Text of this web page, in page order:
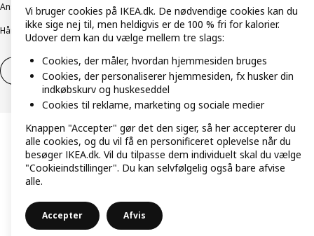
Ansvarlig rapporteringCookiepolitikDigital tilgængelighed
Håndtering af persondataSalgs- og leveringsbetingelser
Fortryd dit køb Fortryd dit køb af service
Vi bruger cookies på IKEA.dk. De nødvendige cookies kan du
ikke sige nej til, men heldigvis er de 100 % fri for kalorier.
Udover dem kan du vælge mellem tre slags:
Cookies, der måler, hvordan hjemmesiden bruges
Cookies, der personaliserer hjemmesiden, fx husker din
indkøbskurv og huskeseddel
Cookies til reklame, marketing og sociale medier
Knappen "Accepter" gør det den siger, så her accepterer du
alle cookies, og du vil få en personificeret oplevelse når du
besøger IKEA.dk. Vil du tilpasse dem individuelt skal du vælge
"Cookieindstillinger". Du kan selvfølgelig også bare afvise
alle.
Accepter Afvis